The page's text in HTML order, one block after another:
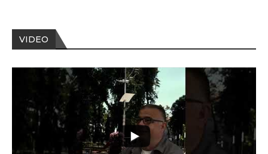
VIDEO